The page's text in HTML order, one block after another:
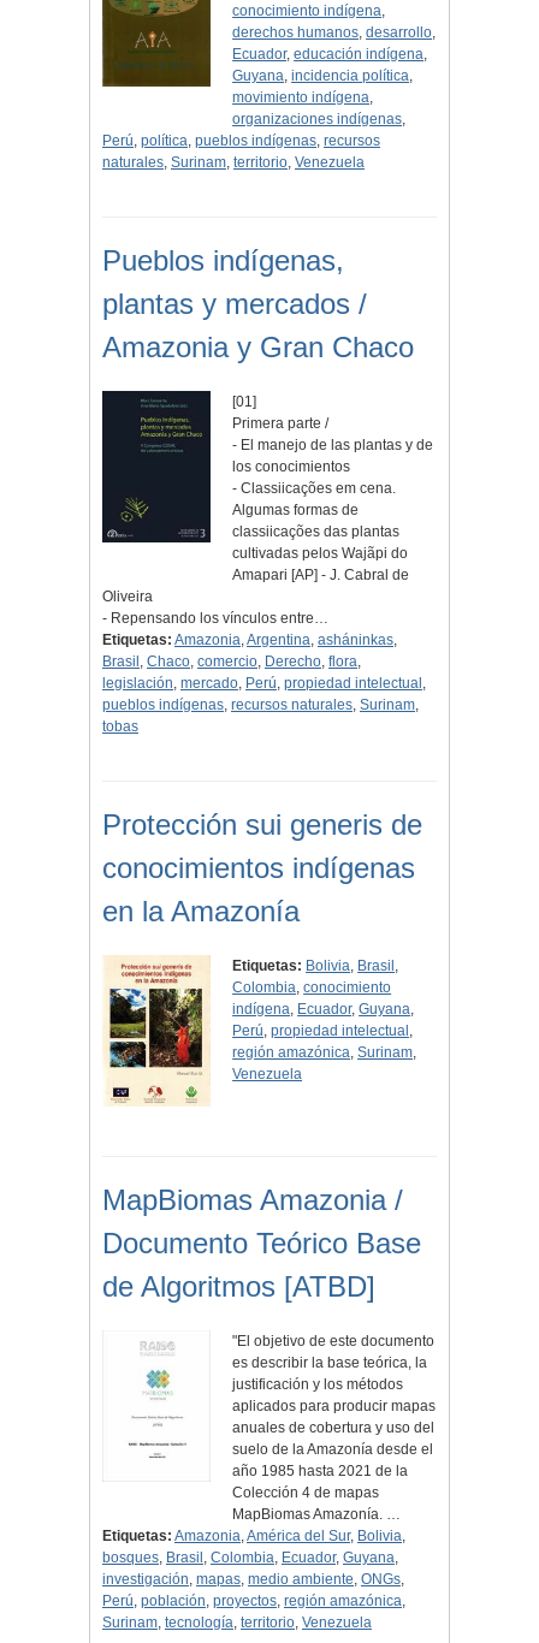
conocimiento indígena,
derechos humanos,desarrollo,
Ecuador,educación indígena,
Guyana,incidencia política,
movimiento indígena,
organizaciones indígenas,
Perú, política, pueblos indígenas, recursos
naturales, Surinam, territorio, Venezuela
Pueblos indígenas,
plantas y mercados /
Amazonia y Gran Chaco
[01]
Primera parte /
- El manejo de las plantas y de
los conocimientos
- Classiicações em cena.
Algumas formas de
classiicações das plantas
cultivadas pelos Wajãpi do
Amapari [AP] - J. Cabral de
Oliveira
- Repensando los vínculos entre…
Etiquetas: Amazonia,Argentina, asháninkas,
Brasil , Chaco, comercio, Derecho, flora,
legislación, mercado, Perú, propiedad intelectual ,
pueblos indígenas, recursos naturales, Surinam,
tobas
Protección sui generis de
conocimientos indígenas
en la Amazonía
Etiquetas: Bolivia, Brasil ,
Colombia,conocimiento
indígena, Ecuador,Guyana,
Perú,propiedad intelectual ,
región amazónica,Surinam,
Venezuela
MapBiomas Amazonia /
Documento Teórico Base
de Algoritmos [ATBD]
"El objetivo de este documento
es describir la base teórica, la
justificación y los métodos
aplicados para producir mapas
anuales de cobertura y uso del
suelo de la Amazonía desde el
año 1985 hasta 2021 de la
Colección 4 de mapas
MapBiomas Amazonía. …
Etiquetas: Amazonia,América del Sur, Bolivia,
bosques, Brasil , Colombia, Ecuador, Guyana,
investigación, mapas, medio ambiente, ONGs,
Perú, población, proyectos, región amazónica,
Surinam, tecnología, territorio, Venezuela